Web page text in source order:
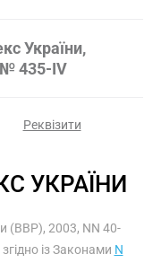
України,
№ 435-IV
Реквізити
УКРАЇНИ
(ВВР), 2003, NN 40-
із Законами N